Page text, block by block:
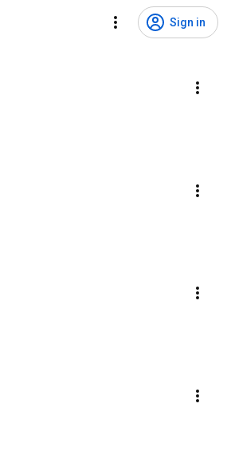
Sign in